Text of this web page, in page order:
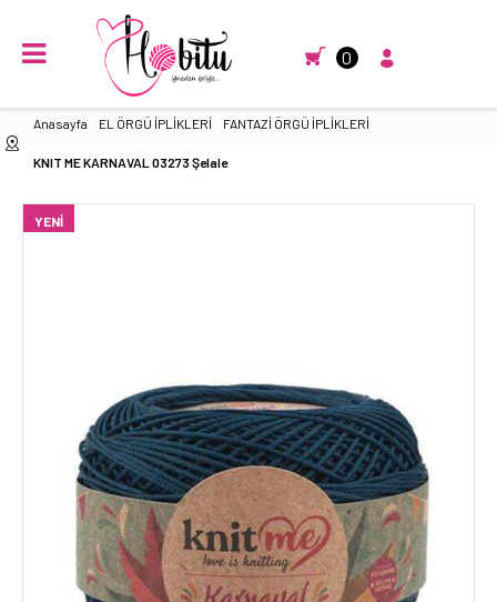
0
Anasayfa EL ÖRGÜ İPLİKLERİ FANTAZİ ÖRGÜ İPLİKLERİ
KNIT ME KARNAVAL 03273 Şelale
YENI